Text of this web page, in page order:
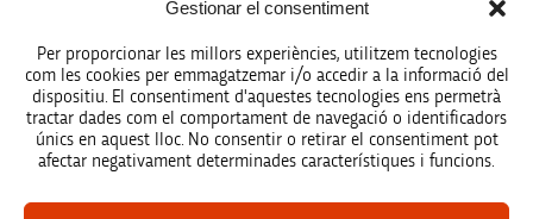
Gestionar el consentiment
Per proporcionar les millors experiències, utilitzem tecnologies
com les cookies per emmagatzemar i/o accedir a la informació del
dispositiu. El consentiment d'aquestes tecnologies ens permetrà
tractar dades com el comportament de navegació o identificadors
únics en aquest lloc. No consentir o retirar el consentiment pot
afectar negativament determinades característiques i funcions.
Avíso legal
Política de protección de datos
Registro de actividades de tratamiento